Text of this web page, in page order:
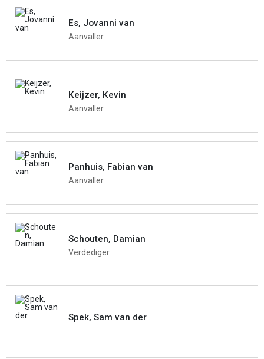
Es, Jovanni van
Aanvaller
Keijzer, Kevin
Aanvaller
Panhuis, Fabian van
Aanvaller
Schouten, Damian
Verdediger
Spek, Sam van der